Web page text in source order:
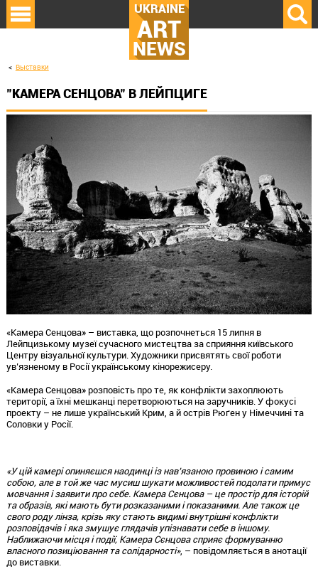
UKRAINE
ART
NEWS
Выставки
"КАМЕРА СЕНЦОВА" В ЛЕЙПЦИГЕ
«Камера Сенцова» – виставка, що розпочнеться 15 липня в
Лейпцизькому музеї сучасного мистецтва за сприяння київського
Центру візуальної культури. Художники присвятять свої роботи
ув’язненому в Росії українському кінорежисеру.
«Камера Сенцова» розповість про те, як конфлікти захоплюють
території, а їхні мешканці перетворюються на заручників. У фокусі
проекту – не лише український Крим, а й острів Рюґен у Німеччині та
Соловки у Росії.
«У цій камері опиняєшся наодинці із нав’язаною провиною і самим
собою, але в той же час мусиш шукати можливостей подолати примус
мовчання і заявити про себе. Камера Сєнцова – це простір для історій
та образів, які мають бути розказаними і показаними. Але також це
свого роду лінза, крізь яку стають видимі внутрішні конфлікти
розповідачів і яка змушує глядачів упізнавати себе в іншому.
Наближаючи місця і події, Камера Сєнцова сприяє формуванню
власного позиціювання та солідарності», – повідомляється в анотації
до виставки.